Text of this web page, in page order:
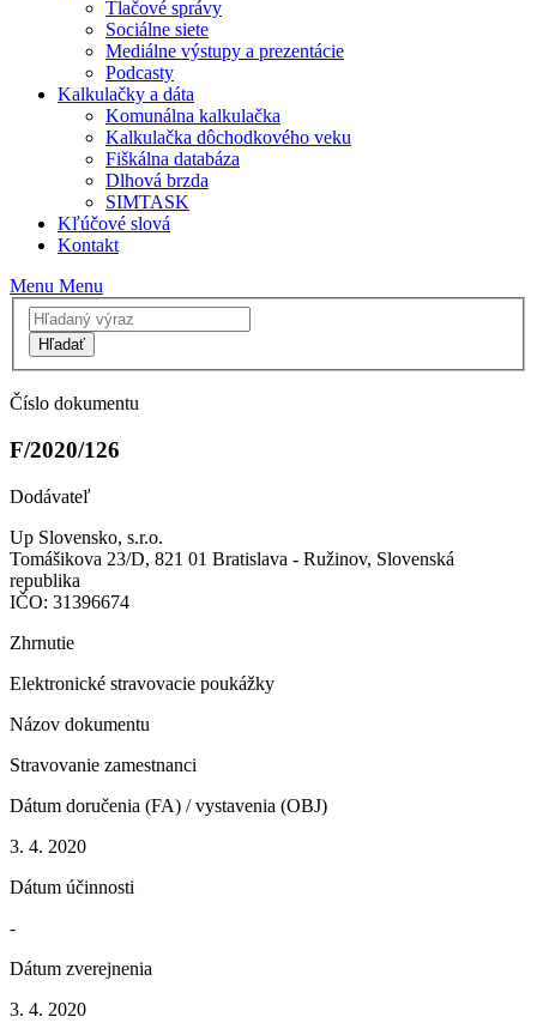
Tlačové správy
Sociálne siete
Mediálne výstupy a prezentácie
Podcasty
Kalkulačky a dáta
Komunálna kalkulačka
Kalkulačka dôchodkového veku
Fiškálna databáza
Dlhová brzda
SIMTASK
Kľúčové slová
Kontakt
Menu Menu
Hľadať
Číslo dokumentu
F/2020/126
Dodávateľ
Up Slovensko, s.r.o.
Tomášikova 23/D, 821 01 Bratislava - Ružinov, Slovenská
republika
IČO: 31396674
Zhrnutie
Elektronické stravovacie poukážky
Názov dokumentu
Stravovanie zamestnanci
Dátum doručenia (FA) / vystavenia (OBJ)
3. 4. 2020
Dátum účinnosti
-
Dátum zverejnenia
3. 4. 2020